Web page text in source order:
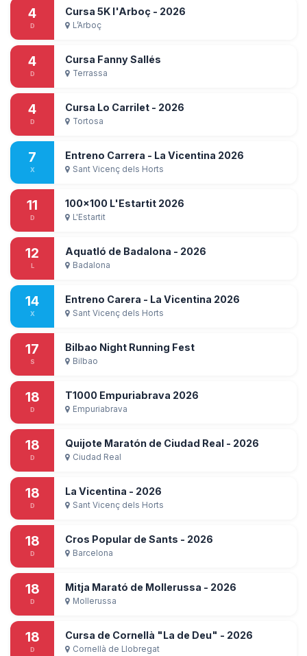
4
D
Cursa 5K l'Arboç - 2026
L’Arboç
4
D
Cursa Fanny Sallés
Terrassa
4
D
Cursa Lo Carrilet - 2026
Tortosa
7
X
Entreno Carrera - La Vicentina 2026
Sant Vicenç dels Horts
11
D
100x100 L'Estartit 2026
L'Estartit
12
L
Aquatló de Badalona - 2026
Badalona
14
X
Entreno Carera - La Vicentina 2026
Sant Vicenç dels Horts
17
S
Bilbao Night Running Fest
Bilbao
18
D
T1000 Empuriabrava 2026
Empuriabrava
18
D
Quijote Maratón de Ciudad Real - 2026
Ciudad Real
18
D
La Vicentina - 2026
Sant Vicenç dels Horts
18
D
Cros Popular de Sants - 2026
Barcelona
18
D
Mitja Marató de Mollerussa - 2026
Mollerussa
18
D
Cursa de Cornellà "La de Deu" - 2026
Cornellà de Llobregat